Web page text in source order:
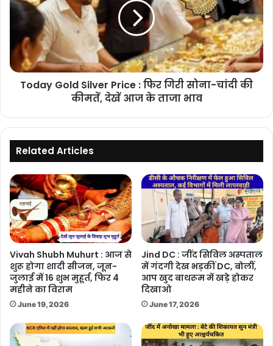
जाएं
Price
गिरी
सोना-
चांदी
ताजा
भाव
Today Gold Silver Price : फिर गिरी सोना-चांदी की
कीमतें, देखें आज के ताजा भाव
Related Articles
Vivah Shubh Muhurt : आज से
शुरू होगा शादी सीजन, जून-
जुलाई में 16 शुभ मुहूर्त, फिर 4
महीने का विराम
June 19, 2026
Jind DC : जींद सिविल अस्पताल
में गंदगी देख भड़कीं DC, बोलीं,
आप खुद बाथरूम में खड़े होकर
दिखाओ
June 17, 2026